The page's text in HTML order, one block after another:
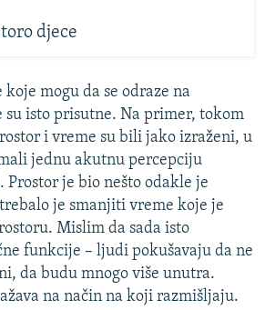
djece
mogu da se odraze na
su isto prisutne. Na primer, tokom
i vreme su bili jako izraženi, u
jednu akutnu percepciju
Prostor je bio nešto odakle je
je smanjiti vreme koje je
Mislim da sada isto
funkcije – ljudi pokušavaju da ne
da budu mnogo više unutra.
na način na koji razmišljaju.